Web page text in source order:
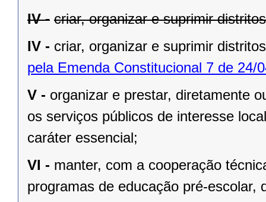
IV - criar, organizar e suprimir
IV - criar, organizar e suprimir
pela Emenda Constitucional 7 de 24/
V - organizar e prestar, diretamente
os serviços públicos de interesse
caráter essencial;
VI - manter, com a cooperação
programas de educação pré-escolar,